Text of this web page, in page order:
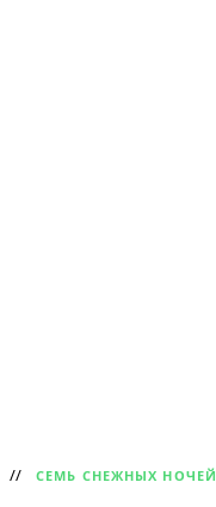
СЕМЬ СНЕЖНЫХ НОЧЕЙ